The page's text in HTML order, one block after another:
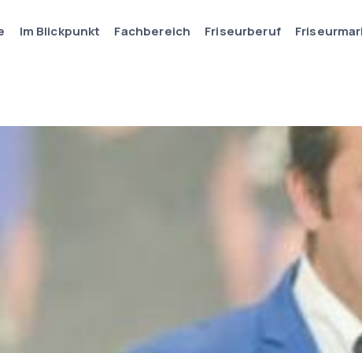
Im Blickpunkt Fachbereich Friseurberuf